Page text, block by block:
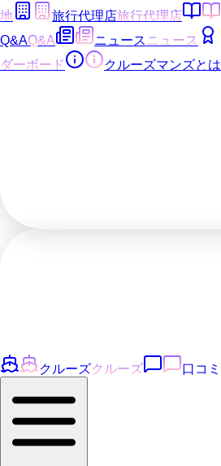
地
旅行代理店旅行代理店
Q&AQ&A ニュース ニュース
ダーボード
クルーズマンズとは
クルーズクルーズ 口コミ